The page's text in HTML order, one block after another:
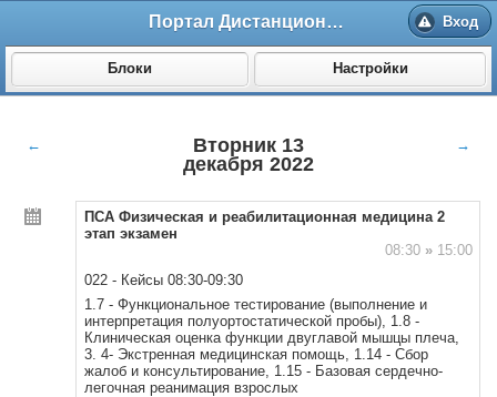
Портал Дистанционного обучения ВолгГМУ Вход
Блоки Настройки
←
Вторник 13
декабря 2022
→
ПСА Физическая и реабилитационная медицина 2
этап экзамен
08:30 »15:00
022 - Кейсы 08:30-09:30
1.7 - Функциональное тестирование (выполнение и
интерпретация полуортостатической пробы), 1.8 -
Клиническая оценка функции двуглавой мышцы плеча,
3. 4- Экстренная медицинская помощь, 1.14 - Сбор
жалоб и консультирование, 1.15 - Базовая сердечно-
легочная реанимация взрослых